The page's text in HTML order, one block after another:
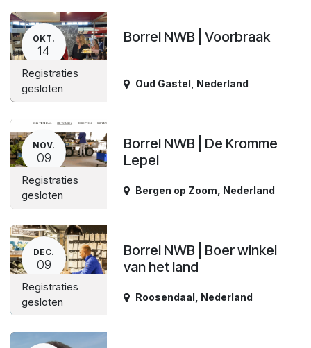
OKT.
14
Registraties
gesloten
Borrel NWB | Voorbraak
Oud Gastel Nederland
NOV.
09
Registraties
gesloten
Borrel NWB | De Kromme
Lepel
Bergen op Zoom Nederland
DEC.
09
Registraties
gesloten
Borrel NWB | Boer winkel
van het land
Roosendaal Nederland